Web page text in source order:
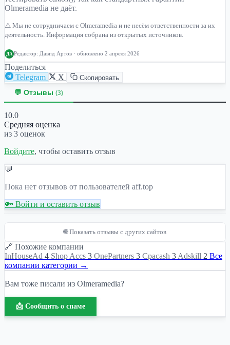
Olmeramedia не даёт.
⚠️ Мы не сотрудничаем с Olmeramedia и не несём ответственности за их
деятельность. Информация собрана из открытых источников.
ДА Редактор: Давид Артов · обновлено 2 апреля 2026
Поделиться
Telegram
X Скопировать
💬 Отзывы (3)
10.0
Средняя оценка
из 3 оценок
Войдите, чтобы оставить отзыв
💬
Пока нет отзывов от пользователей aff.top
🔑 Войти и оставить отзыв
🌐 Показать отзывы с других сайтов
🔗 Похожие компании
InHouseAd 4 Shop Accs 3 OnePartners 3 Cpacash 3 Adskill 2 Все
компании категории →
Вам тоже писали из Olmeramedia?
📩 Сообщить о спаме